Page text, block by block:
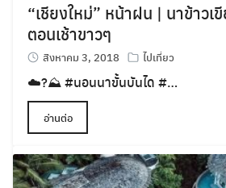
“เชียงใหม่” หน้าฝน | นาข้าว
ตอนเช้าขาวๆ
สิงหาคม 3, 2018 ไปเที่ยว
☁️?⛰#นอนนาขั้นบันได #…
อ่านต่อ